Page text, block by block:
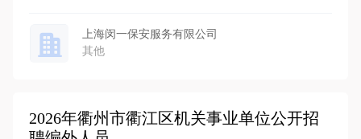
上海闵一保安服务有限公司
其他
2026年衢州市衢江区机关事业单位公开招